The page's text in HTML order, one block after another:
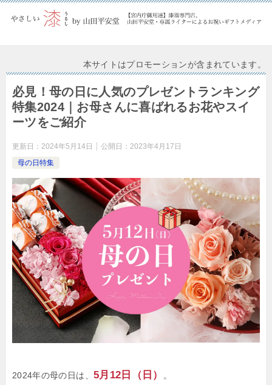
本サイトはプロモーションが含まれています。
必見！母の日に人気のプレゼントランキング
特集2024｜お母さんに喜ばれるお花やスイ
ーツをご紹介
更新日： 2024年5月14日 公開日： 2023年4月17日
母の日特集
2024年の母の日は、 5月12日（日）
。